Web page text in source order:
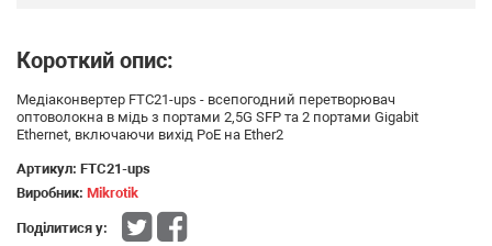
Короткий опис:
Медіаконвертер FTC21-ups - всепогодний перетворювач
оптоволокна в мідь з портами 2,5G SFP та 2 портами Gigabit
Ethernet, включаючи вихід PoE на Ether2
Артикул: FTC21-ups
Виробник: Mikrotik
Поділитися у: